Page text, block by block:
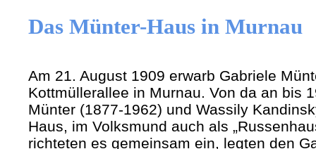
Das Münter-Haus in Murnau
Am 21. August 1909 erwarb Gabriele
Kottmüllerallee in Murnau. Von da an bis
Münter (1877-1962) und Wassily
Haus, im Volksmund auch als
richteten es gemeinsam ein, legten den